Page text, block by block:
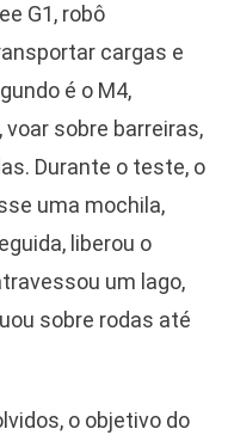
G1, robô
cargas e
é o M4,
voar sobre barreiras,
Durante o teste, o
uma mochila,
liberou o
um lago,
sobre rodas até
o objetivo do